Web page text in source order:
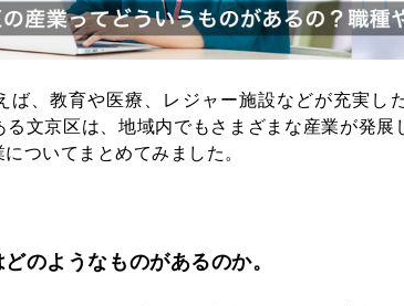
ば、教育や医療、レジャー施設などが充実し
る文京区は、地域内でもさまざまな産業が発展
ついてまとめてみました。
のようなものがあるのか。